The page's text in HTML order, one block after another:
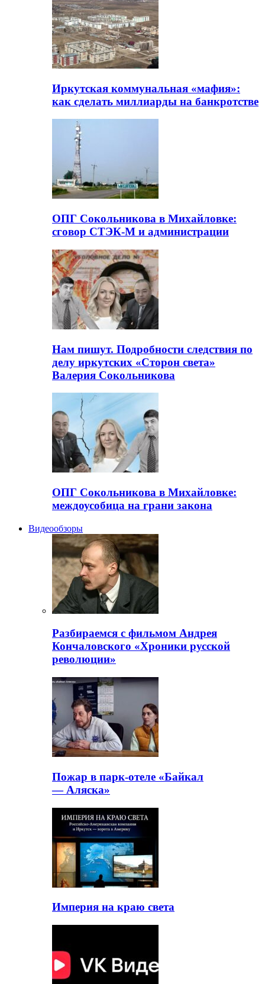
Иркутская коммунальная «мафия»:
как сделать миллиарды на банкротстве
ОПГ Сокольникова в Михайловке:
сговор СТЭК-М и администрации
Нам пишут. Подробности следствия по
делу иркутских «Сторон света»
Валерия Сокольникова
ОПГ Сокольникова в Михайловке:
междоусобица на грани закона
Видеообзоры
Разбираемся с фильмом Андрея
Кончаловского «Хроники русской
революции»
Пожар в парк-отеле «Байкал
— Аляска»
Империя на краю света